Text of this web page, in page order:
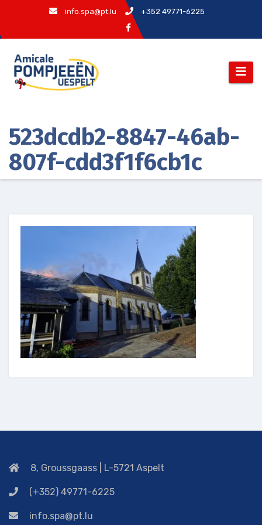
springen
info.spa@pt.lu +352 49771-6225
523dcdb2-8847-46ab-
807f-cdd3f1f6cb1c
8, Groussgaass | L-5721 Aspelt
(+352) 49771-6225
info.spa@pt.lu